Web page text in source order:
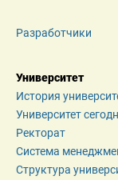
Разработчики
Университет
История
Университет
Ректорат
Система
Структура